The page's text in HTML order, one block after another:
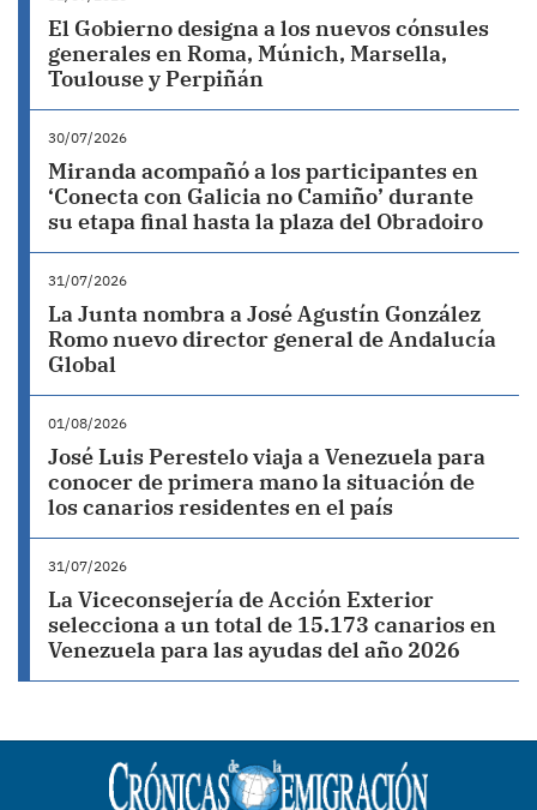
El Gobierno designa a los nuevos cónsules
generales en Roma, Múnich, Marsella,
Toulouse y Perpiñán
30/07/2026
Miranda acompañó a los participantes en
‘Conecta con Galicia no Camiño’ durante
su etapa final hasta la plaza del Obradoiro
31/07/2026
La Junta nombra a José Agustín González
Romo nuevo director general de Andalucía
Global
01/08/2026
José Luis Perestelo viaja a Venezuela para
conocer de primera mano la situación de
los canarios residentes en el país
31/07/2026
La Viceconsejería de Acción Exterior
selecciona a un total de 15.173 canarios en
Venezuela para las ayudas del año 2026